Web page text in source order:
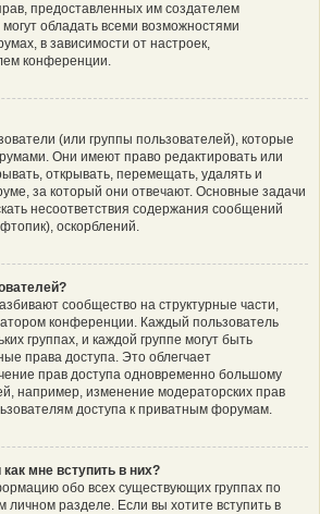
предоставленных им создателем
обладать всеми возможностями
в зависимости от настроек,
конференции.
(или группы пользователей), которые
Они имеют право редактировать или
открывать, перемещать, удалять и
за который они отвечают. Основные задачи
несоответствия содержания сообщений
оскорблений.
сообщество на структурные части,
конференции. Каждый пользователь
группах, и каждой группе могут быть
права доступа. Это облегчает
прав доступа одновременно большому
например, изменение модераторских прав
доступа к приватным форумам.
мне вступить в них?
обо всех существующих группах по
разделе. Если вы хотите вступить в